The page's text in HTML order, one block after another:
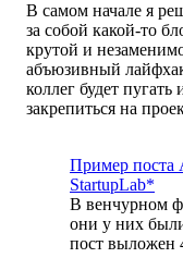
В самом начале я
за собой какой-то
крутой и
абъюзивный
коллег будет пугать
закрепиться на
Пример поста
StartupLab*
В венчурном
они у них
пост выложен